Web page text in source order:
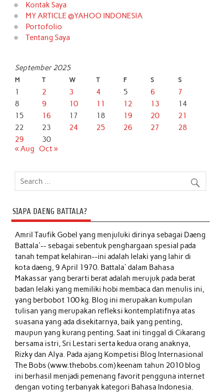
Kontak Saya
MY ARTICLE @YAHOO INDONESIA
Portofolio
Tentang Saya
September 2025
M T W T F S S
1 2 3 4 5 6
7
8
9 10 11 12 13
14
15
16 17 18 19 20
21
22
23 24 25 26 27
28
29
30
« Aug
Oct »
SIAPA DAENG BATTALA?
Amril Taufik Gobelyang menjuluki dirinya sebagai Daeng
Battala'-- sebagai sebentuk penghargaan spesial pada
tanah tempat kelahiran--ini adalah lelaki yang lahir di
kota daeng, 9 April 1970. Battala' dalam Bahasa
Makassar yang berarti berat adalah merujuk pada berat
badan lelaki yang memiliki hobi membaca dan menulis ini,
yang berbobot 100 kg. Blog ini merupakan kumpulan
tulisan yang merupakan refleksi kontemplatifnya atas
suasana yang ada disekitarnya, baik yang penting,
maupun yang kurang penting. Saat ini tinggal di Cikarang
bersama istri, Sri Lestari serta kedua orang anaknya,
Rizky dan Alya. Pada ajang Kompetisi Blog Internasional
The Bobs (www.thebobs.com) keenam tahun 2010 blog
ini berhasil menjadi pemenang favorit pengguna internet
dengan voting terbanyak kategori Bahasa Indonesia.